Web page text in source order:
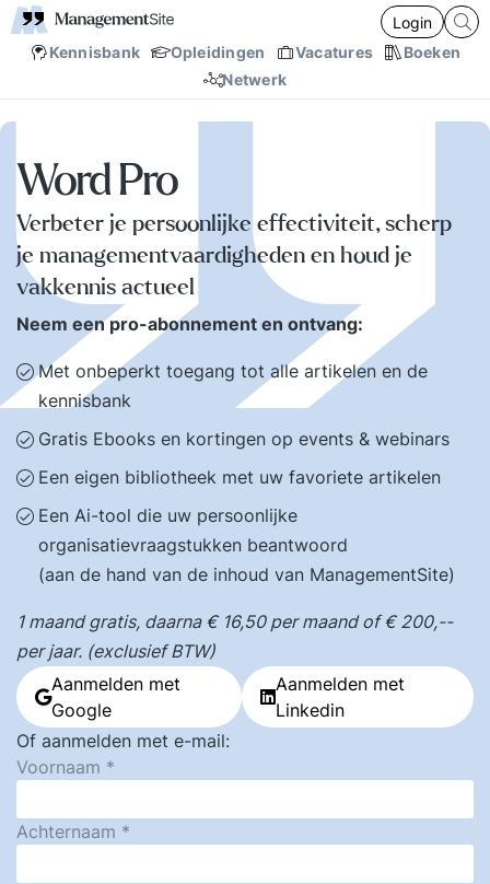
Kennisbank Opleidingen Vacatures
Boeken
Netwerk
Login
Word Pro
Verbeter je persoonlijke effectiviteit, scherp
je managementvaardigheden en houd je
vakkennis actueel
Neem een pro-abonnement en ontvang:
Met onbeperkt toegang tot alle artikelen en de
kennisbank
Gratis Ebooks en kortingen op events & webinars
Een eigen bibliotheek met uw favoriete artikelen
Een Ai-tool die uw persoonlijke
organisatievraagstukken beantwoord
(aan de hand van de inhoud van ManagementSite)
1 maand gratis, daarna € 16,50 per maand of € 200,--
per jaar. (exclusief BTW)
Aanmelden met
Google
Aanmelden met
Linkedin
Of aanmelden met e-mail:
Voornaam
Achternaam